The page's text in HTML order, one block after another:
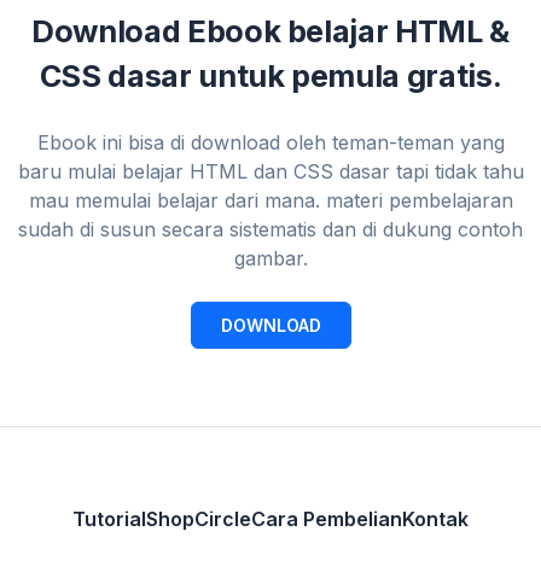
Download Ebook belajar HTML &
CSS dasar untuk pemula gratis.
Ebook ini bisa di download oleh teman-teman yang
baru mulai belajar HTML dan CSS dasar tapi tidak tahu
mau memulai belajar dari mana. materi pembelajaran
sudah di susun secara sistematis dan di dukung contoh
gambar.
DOWNLOAD
TutorialShopCircleCara PembelianKontak